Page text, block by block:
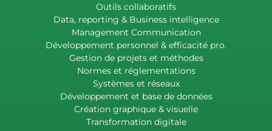
Outils collaboratifs
Data, reporting & Business intelligence
Management Communication
Développement personnel & efficacité pro.
Gestion de projets et méthodes
Normes et réglementations
Systèmes et réseaux
Développement et base de données
Création graphique & visuelle
Transformation digitale